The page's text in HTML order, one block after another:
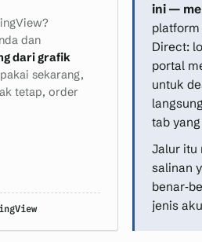
dan
dari grafik
sekarang,
tetap, order
ini —
platform
Direct:
portal
untuk
tab
Jalur itu
salinan
jenis